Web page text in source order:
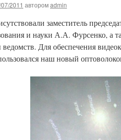
2011 авторомadmin
заместитель
и науки А.А. Фурсенко, а
Для обеспечения
наш новый